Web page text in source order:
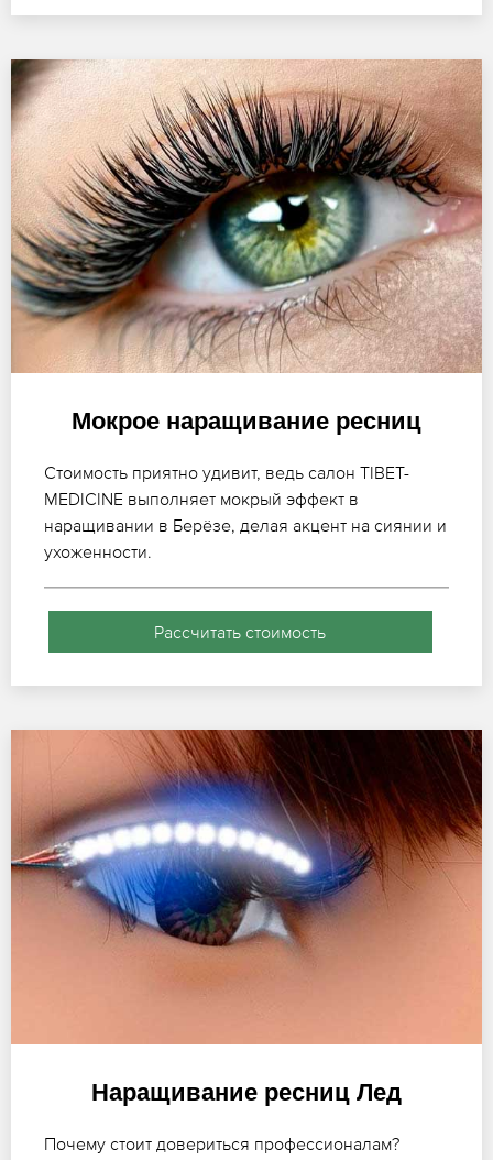
Мокрое наращивание ресниц
Стоимость приятно удивит, ведь салон TIBET-
MEDICINE выполняет мокрый эффект в
наращивании в Берёзе, делая акцент на сиянии и
ухоженности.
Рассчитать стоимость
Наращивание ресниц Лед
Почему стоит довериться профессионалам?